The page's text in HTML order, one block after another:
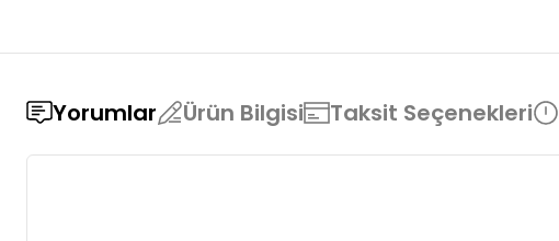
Yorumlar Ürün Bilgisi Taksit Seçenekleri